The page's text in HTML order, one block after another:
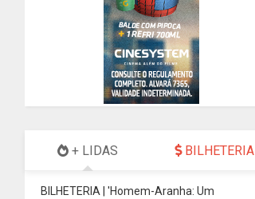
+ LIDAS BILHETERIA
BILHETERIA | 'Homem-Aranha: Um